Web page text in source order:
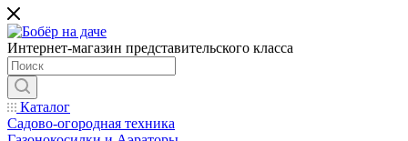
Интернет-магазин представительского класса
Каталог
Садово-огородная техника